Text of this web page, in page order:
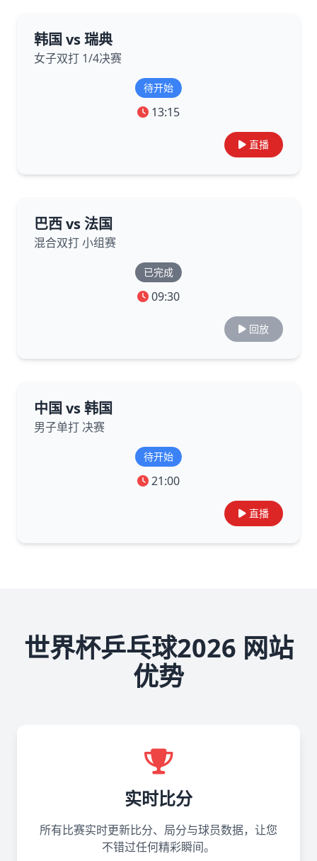
韩国 vs 瑞典
女子双打 1/4决赛
待开始
13:15
直播
巴西 vs 法国
混合双打 小组赛
已完成
09:30
回放
中国 vs 韩国
男子单打 决赛
待开始
21:00
直播
世界杯乒乓球2026 网站
优势
实时比分
所有比赛实时更新比分、局分与球员数据，让您
不错过任何精彩瞬间。